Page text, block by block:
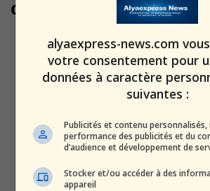
croissance
Netivot : les
la ville à doubler
alxprss_sab 22
Un pas
logements
haredi...
5
alyaexpress-news.com
votre consentement pour
données à caractère
suivantes :
Publicités et contenu personnalisés,
performance des publicités et du
d’audience et développement de
Stocker et/ou accéder à des
appareil